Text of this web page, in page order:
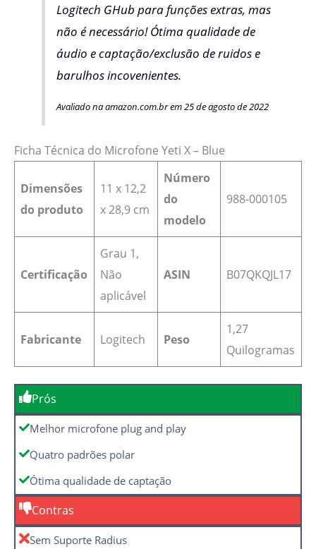
Logitech GHub para funções extras, mas
não é necessário! Ótima qualidade de
áudio e captação/exclusão de ruidos e
barulhos incovenientes.
Avaliado na amazon.com.br em 25 de agosto de 2022
Ficha Técnica do Microfone Yeti X – Blue
Dimensões
do produto
‎11 x 12,2
x 28,9 cm
Número
do
modelo
988-000105
Certificação
Grau 1,
Não
aplicável
ASIN ‎B07QKQJL17
Fabricante ‎Logitech Peso
1,27
Quilogramas
Prós
Melhor microfone plug and play
Quatro padrões polar
Ótima qualidade de captação
Contras
Sem Suporte Radius